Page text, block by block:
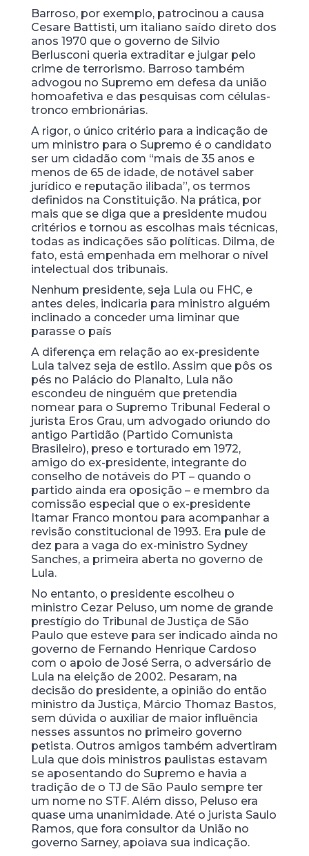
Barroso, por exemplo, patrocinou a causa
Cesare Battisti, um italiano saído direto dos
anos 1970 que o governo de Silvio
Berlusconi queria extraditar e julgar pelo
crime de terrorismo. Barroso também
advogou no Supremo em defesa da união
homoafetiva e das pesquisas com células-
tronco embrionárias.
A rigor, o único critério para a indicação de
um ministro para o Supremo é o candidato
ser um cidadão com “mais de 35 anos e
menos de 65 de idade, de notável saber
jurídico e reputação ilibada”, os termos
definidos na Constituição. Na prática, por
mais que se diga que a presidente mudou
critérios e tornou as escolhas mais técnicas,
todas as indicações são políticas. Dilma, de
fato, está empenhada em melhorar o nível
intelectual dos tribunais.
Nenhum presidente, seja Lula ou FHC, e
antes deles, indicaria para ministro alguém
inclinado a conceder uma liminar que
parasse o país
A diferença em relação ao ex-presidente
Lula talvez seja de estilo. Assim que pôs os
pés no Palácio do Planalto, Lula não
escondeu de ninguém que pretendia
nomear para o Supremo Tribunal Federal o
jurista Eros Grau, um advogado oriundo do
antigo Partidão (Partido Comunista
Brasileiro), preso e torturado em 1972,
amigo do ex-presidente, integrante do
conselho de notáveis do PT – quando o
partido ainda era oposição – e membro da
comissão especial que o ex-presidente
Itamar Franco montou para acompanhar a
revisão constitucional de 1993. Era pule de
dez para a vaga do ex-ministro Sydney
Sanches, a primeira aberta no governo de
Lula.
No entanto, o presidente escolheu o
ministro Cezar Peluso, um nome de grande
prestígio do Tribunal de Justiça de São
Paulo que esteve para ser indicado ainda no
governo de Fernando Henrique Cardoso
com o apoio de José Serra, o adversário de
Lula na eleição de 2002. Pesaram, na
decisão do presidente, a opinião do então
ministro da Justiça, Márcio Thomaz Bastos,
sem dúvida o auxiliar de maior influência
nesses assuntos no primeiro governo
petista. Outros amigos também advertiram
Lula que dois ministros paulistas estavam
se aposentando do Supremo e havia a
tradição de o TJ de São Paulo sempre ter
um nome no STF. Além disso, Peluso era
quase uma unanimidade. Até o jurista Saulo
Ramos, que fora consultor da União no
governo Sarney, apoiava sua indicação.